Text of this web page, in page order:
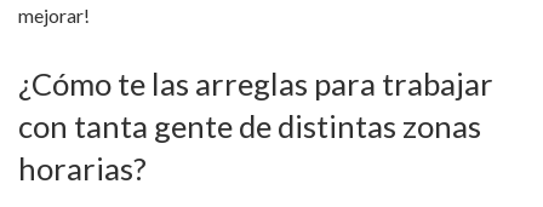
mejorar!
¿Cómo te las arreglas para trabajar
con tanta gente de distintas zonas
horarias?